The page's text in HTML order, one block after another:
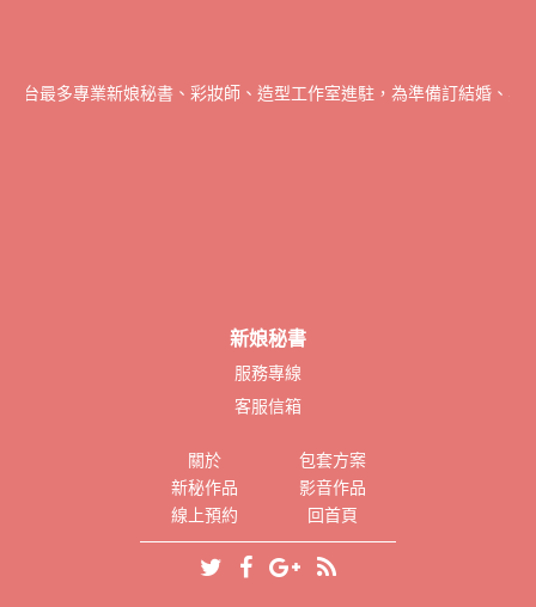
台最多專業新娘秘書、彩妝師、造型工作室進駐，為準備訂結婚、
新娘秘書
服務專線
客服信箱
關於
包套方案
新秘作品
影音作品
線上預約
回首頁